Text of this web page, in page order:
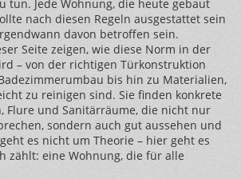
tun. Jede Wohnung, die heute gebaut
nach diesen Regeln ausgestattet sein
davon betroffen sein.
Seite zeigen, wie diese Norm in der
– von der richtigen Türkonstruktion
bis hin zu Materialien,
zu reinigen sind. Sie finden konkrete
Flure und Sanitärräume, die nicht nur
sondern auch gut aussehen und
es nicht um Theorie – hier geht es
zählt: eine Wohnung, die für alle